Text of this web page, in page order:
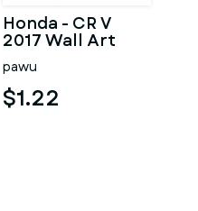
Honda - CR V
2017 Wall Art
pawu
$1.22